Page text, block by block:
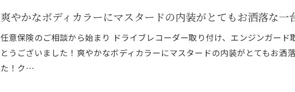
爽やかなボディカラーにマスタードの内装がとてもお洒落な一
任意保険のご相談から始まり ドライブレコーダー取り付け、エンジンガード
とうございました！爽やかなボディカラーにマスタードの内装がとてもお洒
た！ク…